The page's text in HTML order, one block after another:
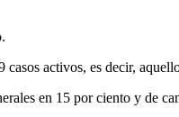
activos, es decir,
en 15 por ciento y de